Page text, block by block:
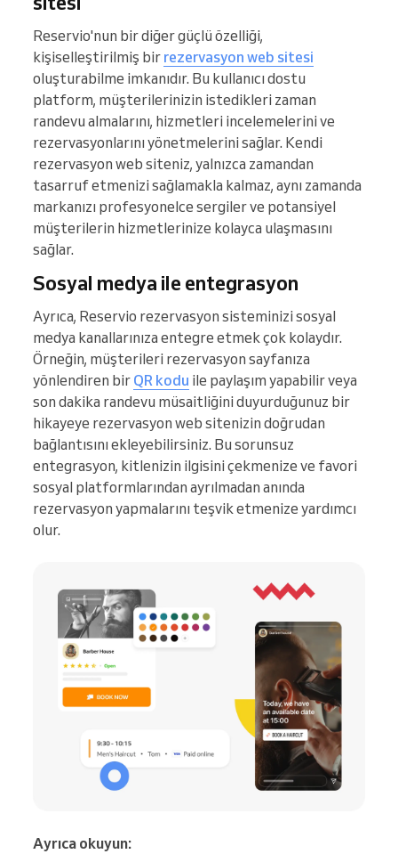
Reservio'nun bir diğer güçlü özelliği,
kişiselleştirilmiş bir rezervasyon web sitesi
oluşturabilme imkanıdır. Bu kullanıcı dostu
platform, müşterilerinizin istedikleri zaman
randevu almalarını, hizmetleri incelemelerini ve
rezervasyonlarını yönetmelerini sağlar. Kendi
rezervasyon web siteniz, yalnızca zamandan
tasarruf etmenizi sağlamakla kalmaz, aynı zamanda
markanızı profesyonelce sergiler ve potansiyel
müşterilerin hizmetlerinize kolayca ulaşmasını
sağlar.
Sosyal medya ile entegrasyon
Ayrıca, Reservio rezervasyon sisteminizi sosyal
medya kanallarınıza entegre etmek çok kolaydır.
Örneğin, müşterileri rezervasyon sayfanıza
yönlendiren bir QR kodu ile paylaşım yapabilir veya
son dakika randevu müsaitliğini duyurduğunuz bir
hikayeye rezervasyon web sitenizin doğrudan
bağlantısını ekleyebilirsiniz. Bu sorunsuz
entegrasyon, kitlenizin ilgisini çekmenize ve favori
sosyal platformlarından ayrılmadan anında
rezervasyon yapmalarını teşvik etmenize yardımcı
olur.
Ayrıca okuyun: